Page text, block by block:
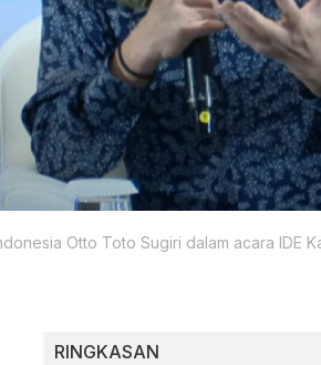
Otto Toto Sugiri dalam acara IDE
RINGKASAN